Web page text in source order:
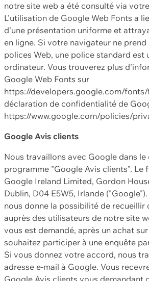
notre site web a été consulté via
L'utilisation de Google Web Fonts a
d'une présentation uniforme et
en ligne. Si votre navigateur ne prend
polices Web, une police standard est
ordinateur. Vous trouverez plus
Google Web Fonts sur
https://developers.google.com/fonts/
déclaration de confidentialité de
https://www.google.com/policies/
Google Avis clients
Nous travaillons avec Google dans le
programme "Google Avis clients". Le
Google Ireland Limited, Gordon
Dublin, D04 E5W5, Irlande
nous donne la possibilité de recueillir
auprès des utilisateurs de notre site
vous est demandé, après un achat
souhaitez participer à une enquête
Si vous donnez votre accord, nous
adresse e-mail à Google. Vous